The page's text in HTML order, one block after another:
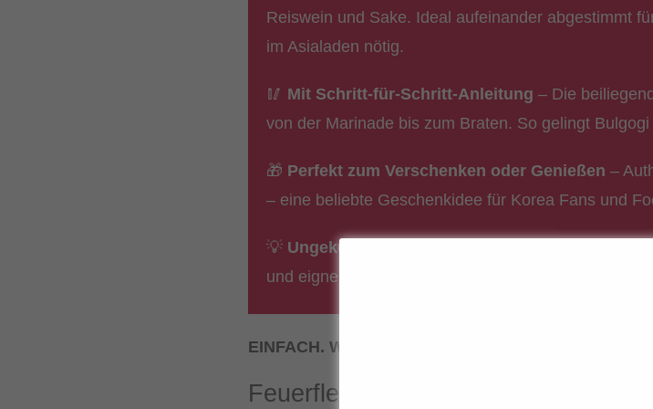
Reiswein und Sake. Ideal aufeinander abgestimmt
im Asialaden nötig.
🥢 Mit Schritt-für-Schritt-Anleitung – Die
von der Marinade bis zum Braten. So gelingt
🎁 Perfekt zum Verschenken oder Genießen –
– eine beliebte Geschenkidee für Korea Fans und
💡 Ungekühlt haltbar & vielseitig verwendbar
–
und eignen sich auch für andere koreanische
EINFACH. WÜRZIG. UNWIDERSTEHLICH GUT
Feuerfleisch aus Korea selber